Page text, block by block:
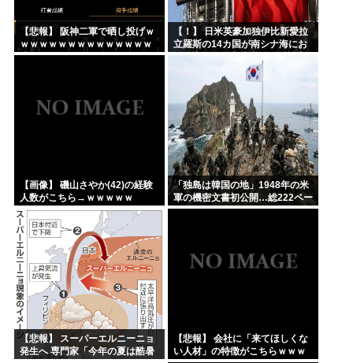
【悲報】 阪神二軍で晒し投げｗ
ｗｗｗｗｗｗｗｗｗｗｗｗｗｗ
ｗｗｗｗｗｗxｗｗｗｗｗｗｗｗ
【！】 日米英豪加独伊比新愛拉
立羅斯の14カ国が南シナ海にお
ける中国の一方的行動に反対声
明 中国、国際的孤立へ
【画像】 磯山さやか(42)の経験
人数がこちら→ｗｗｗｗｗ
「独島は韓国の地」1948年の米
軍の機密文書初公開…総222ペー
ジ！
【悲報】 スーパーエルニーニョ
発生へ 専門家「今年の夏は酷暑
【悲報】 会社に「来てほしくな
い人材」の特徴がこちらｗｗｗ